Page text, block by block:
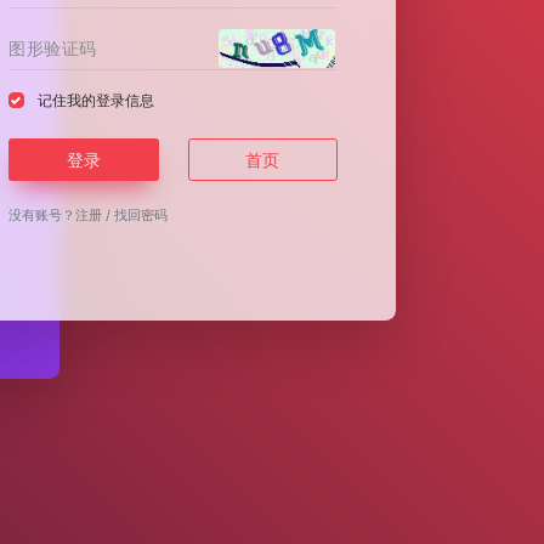
记住我的登录信息
登录 首页
没有账号？注册 /找回密码